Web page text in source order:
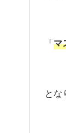
「マ
とな